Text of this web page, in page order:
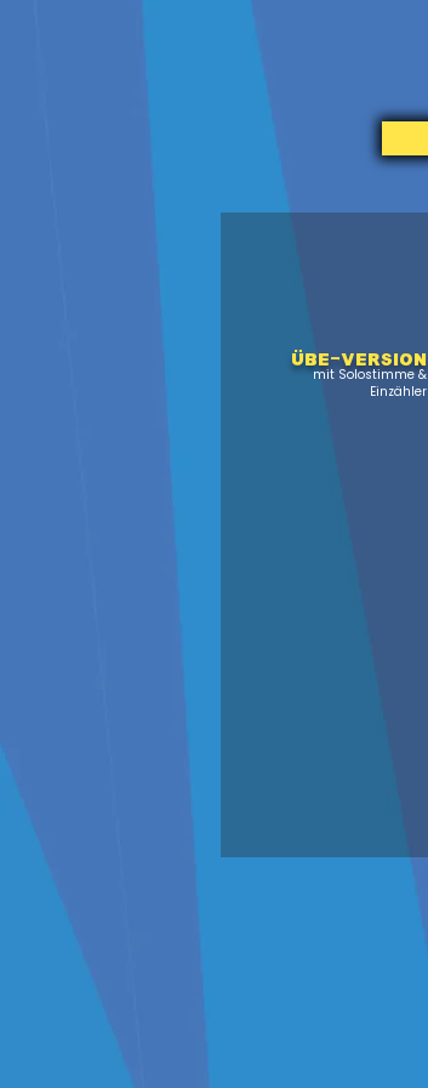
Übe-version
mit Solostimme &
Einzähler